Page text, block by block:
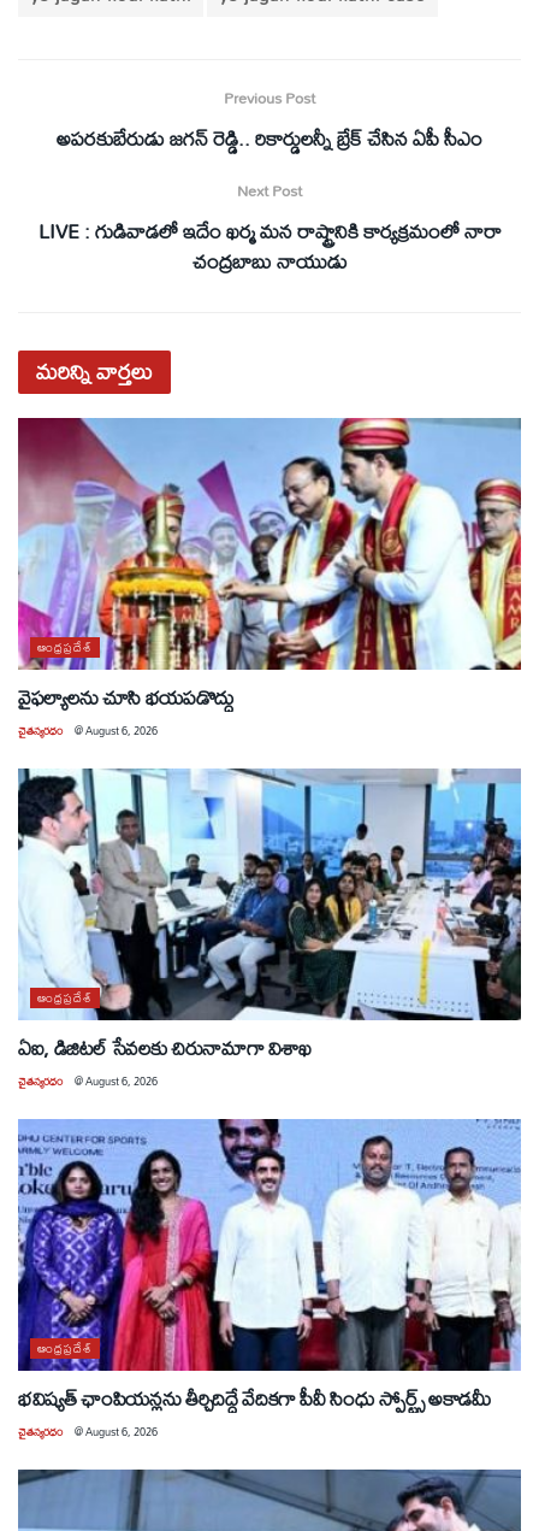
Previous Post
అపరకుబేరుడు జగన్ రెడ్డి.. రికార్డులన్నీ బ్రేక్ చేసిన ఏపీ సీఎం
Next Post
LIVE : గుడివాడలో ఇదేం ఖర్మ మన రాష్ట్రానికి కార్యక్రమంలో నారా
చంద్రబాబు నాయుడు
మరిన్నివార్తలు
ఆంధ్రప్రదేశ్
వైఫల్యాలను చూసి భయపడొద్దు
చైతన్యరధం @August 6, 2026
ఆంధ్రప్రదేశ్
ఏఐ, డిజిటల్ సేవలకు చిరునామాగా విశాఖ
చైతన్యరధం @August 6, 2026
ఆంధ్రప్రదేశ్
భవిష్యత్ ఛాంపియన్లను తీర్చిదిద్దే వేదికగా పీవీ సింధు స్పోర్ట్స్ అకాడమీ
చైతన్యరధం @August 6, 2026